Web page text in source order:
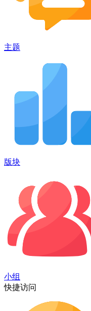
主题
版块
小组
快捷访问